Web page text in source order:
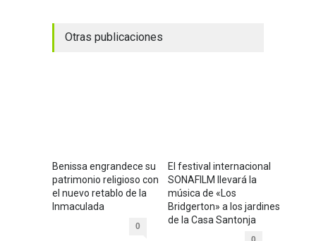
Otras publicaciones
Benissa engrandece su
patrimonio religioso con
el nuevo retablo de la
Inmaculada
0
El festival internacional
SONAFILM llevará la
música de «Los
Bridgerton» a los jardines
de la Casa Santonja